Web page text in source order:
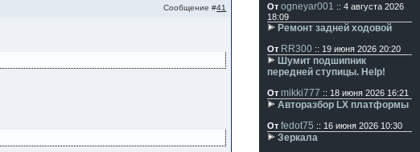
Сообщение #41 От ogneyar001 :: 4 августа 2026
18:09
Ремонт задней ходовой
От RR300 :: 19 июня 2026 20:20
Шумит подшипник
передней ступицы. Help!
От mikki777 :: 18 июня 2026 16:21
Авторазбор LX платформы
От fedot75 :: 16 июня 2026 10:30
Зеркала